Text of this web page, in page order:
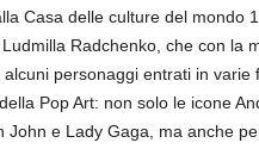
Casa delle culture del mondo
Radchenko, che con la
alcuni personaggi entrati in varie
Pop Art: non solo le icone
John e Lady Gaga, ma anche